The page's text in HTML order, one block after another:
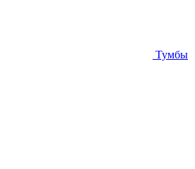
Тумбы